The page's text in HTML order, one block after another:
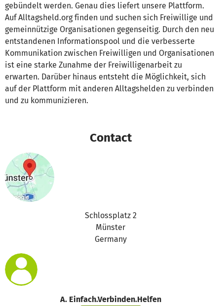
gebündelt werden. Genau dies liefert unsere Plattform.
Auf Alltagsheld.org finden und suchen sich Freiwillige und
gemeinnützige Organisationen gegenseitig. Durch den neu
entstandenen Informationspool und die verbesserte
Kommunikation zwischen Freiwilligen und Organisationen
ist eine starke Zunahme der Freiwilligenarbeit zu
erwarten. Darüber hinaus entsteht die Möglichkeit, sich
auf der Plattform mit anderen Alltagshelden zu verbinden
und zu kommunizieren.
Contact
Schlossplatz 2
Münster
Germany
A. Einfach.Verbinden.Helfen